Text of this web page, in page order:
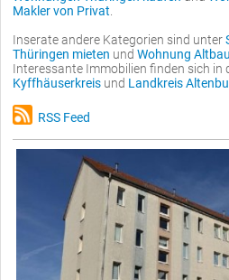
Makler von Privat
Inserate andere Kategorien sind unter
Thüringen mieten und Wohnung
Interessante Immobilien finden sich in
Kyffhäuserkreis und Landkreis
RSS Feed